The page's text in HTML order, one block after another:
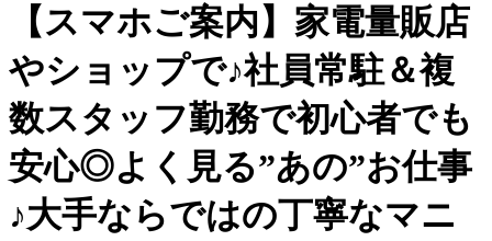
【スマホご案内】家電量販店
やショップで♪社員常駐＆複
数スタッフ勤務で初心者でも
安心◎よく見る”あの”お仕事
♪大手ならではの丁寧なマニ